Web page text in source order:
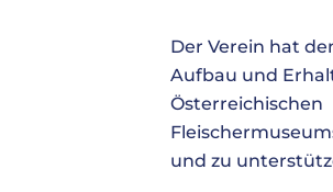
Der Verein hat
Aufbau und
Österreichischen
und zu